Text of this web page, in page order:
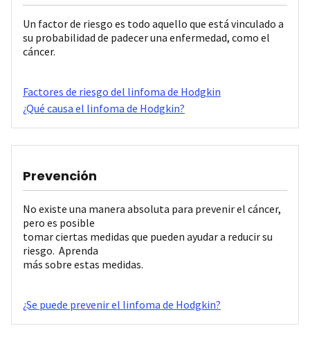
Un factor de riesgo es todo aquello que está vinculado a
su probabilidad de padecer una enfermedad, como el
cáncer.
Factores de riesgo del linfoma de Hodgkin
¿Qué causa el linfoma de Hodgkin?
Prevención
No existe una manera absoluta para prevenir el cáncer,
pero es posible
tomar ciertas medidas que pueden ayudar a reducir su
riesgo. Aprenda
más sobre estas medidas.
¿Se puede prevenir el linfoma de Hodgkin?